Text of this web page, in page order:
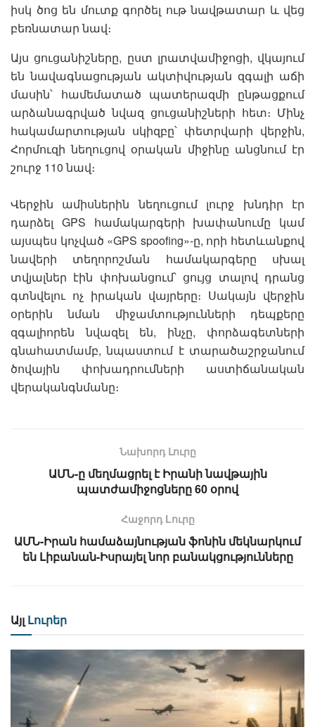
իսկ ծոց են մուտք գործել ութ նավթատար և վեց
բեռնատար նավ։
Այս ցուցանիշները, ըստ լրատվամիջոցի, վկայում
են նավագնացության ակտիվության զգալի աճի
մասին՝ համեմատած պատերազմի ընթացքում
արձանագրված նվազ ցուցանիշների հետ։ Մինչ
հակամարտության սկիզբը՝ փետրվարի վերջին,
Հորմուզի նեղուցով օրական միջինը անցնում էր
շուրջ 110 նավ։
Վերջին ամիսներին նեղուցում լուրջ խնդիր էր
դարձել GPS համակարգերի խափանումը կամ
այսպես կոչված «GPS spoofing»-ը, որի հետևանքով
նավերի տեղորոշման համակարգերը սխալ
տվյալներ էին փոխանցում՝ ցույց տալով դրանց
գտնվելու ոչ իրական վայրերը։ Սակայն վերջին
օրերին նման միջամտությունների դեպքերը
զգալիորեն նվազել են, ինչը, փորձագետների
գնահատմամբ, նպաստում է տարածաշրջանում
ծովային փոխադրումների աստիճանական
վերականգնմանը։
Նախորդ Լուրը
ԱՄՆ-ը մեղմացրել է Իրանի նավթային
պատժամիջոցները 60 օրով
Հաջորդ Lուրը
ԱՄՆ-Իրան համաձայնության ֆոնին մեկնարկում
են Լիբանան-Իսրայել նոր բանակցությունները
Այլ Լուրեր